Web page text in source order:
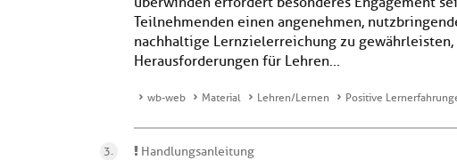
Teilnehmenden einen angenehmen,
nachhaltige Lernzielerreichung zu
Herausforderungen für Lehren...
wb-web Material Lehren/Lernen Positive
Handlungsanleitung